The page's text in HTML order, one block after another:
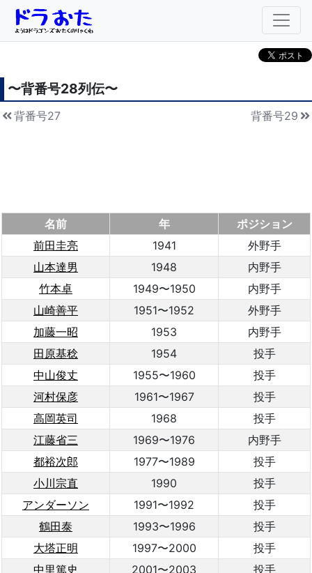
〜背番号28列伝〜
背番号27 背番号29
名前 年
ポジション
前田圭亮
1941
外野手
山本達男
1948
内野手
竹本卓
1949〜1950
内野手
山崎善平
1951〜1952
外野手
加藤一昭
1953
内野手
田原基稔
1954
投手
中山俊丈
1955〜1960
投手
河村保彦
1961〜1967
投手
高岡英司
1968
投手
江藤省三
1969〜1976
内野手
都裕次郎
1977〜1989
投手
小川宗直
1990
投手
アンダーソン
1991〜1992
投手
鶴田泰
1993〜1996
投手
大塔正明
1997〜2000
投手
中里篤史
2001〜2003
投手